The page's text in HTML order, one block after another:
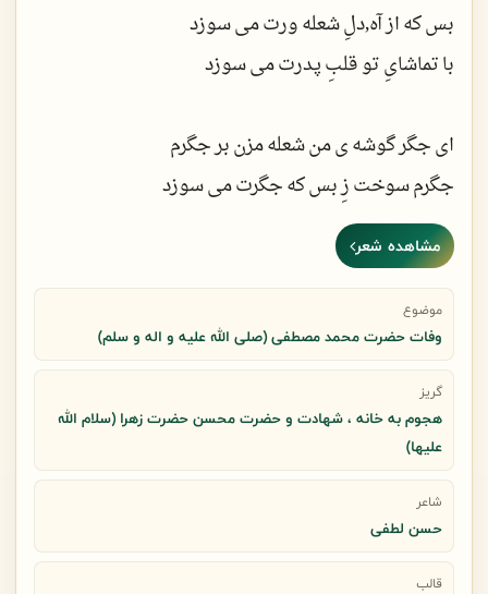
بس که از آه,دلِ شعله ورت می سوزد
با تماشایِ تو قلبِ پدرت می سوزد
ای جگر گوشه ی من شعله مزن بر جگرم
جگرم سوخت زِ بس که جگرت می سوزد
زودتر از همه پیشِ پدرت می آیی
زودتر از همه شمعِ سحرت می سوزد
زیر پرهای تو آرام گرفتم بابا
حیف یک روز تو و بال و پَرَت می سوزد
بعدِ من هر چه بلا هست سرت می آید
بعد من وای که پا تا به سرت می سوزد
مشاهده شعر
موضوع
وفات حضرت محمد مصطفی (صلی الله علیه و اله و سلم)
گریز
هجوم به خانه ، شهادت و حضرت محسن حضرت زهرا (سلام الله
علیها)
شاعر
حسن لطفی
قالب